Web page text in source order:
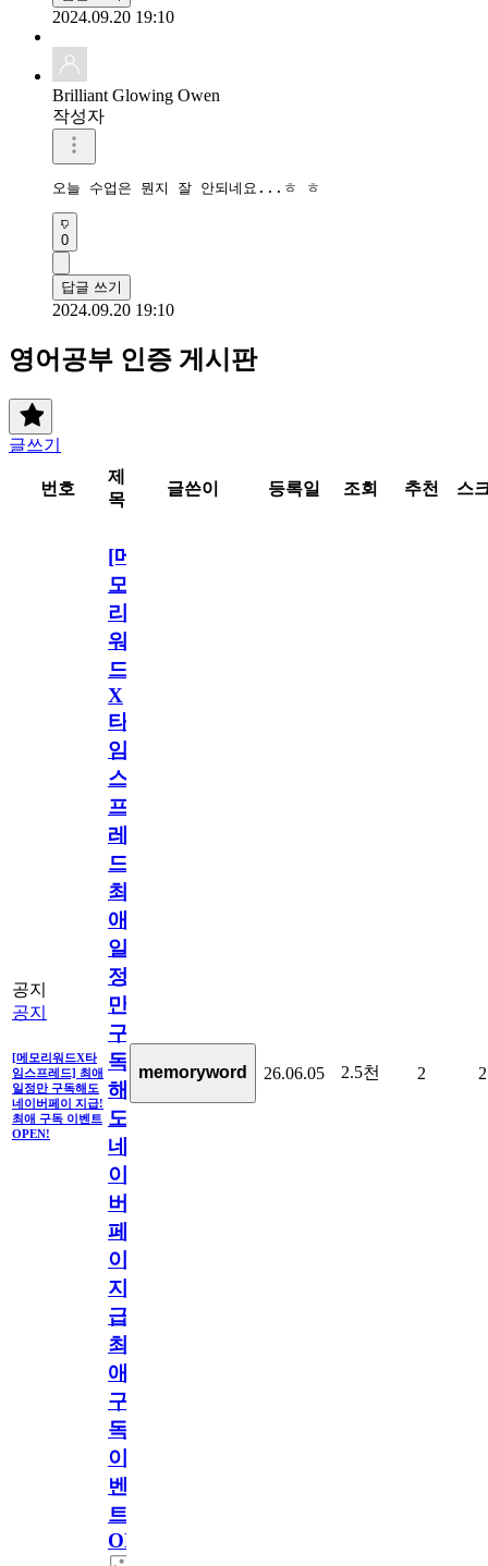
2024.09.20 19:10
Brilliant Glowing Owen
작성자
오늘 수업은 뭔지 잘 안되네요...ㅎ ㅎ
0
답글 쓰기
2024.09.20 19:10
영어공부 인증 게시판
글쓰기
번호
제
목
글쓴이 등록일 조회 추천 스
공지
공지
[메모리워드X타
임스프레드] 최애
일정만 구독해도
네이버페이 지급!
최애 구독 이벤트
OPEN!
[메
모
리
워
드
X
타
임
스
프
레
드]
최
애
일
정
만
구
독
해
도
네
이
버
페
이
지
급!
최
애
구
독
이
벤
트
OPEN!
memoryword 26.06.05 2.5천 2 2